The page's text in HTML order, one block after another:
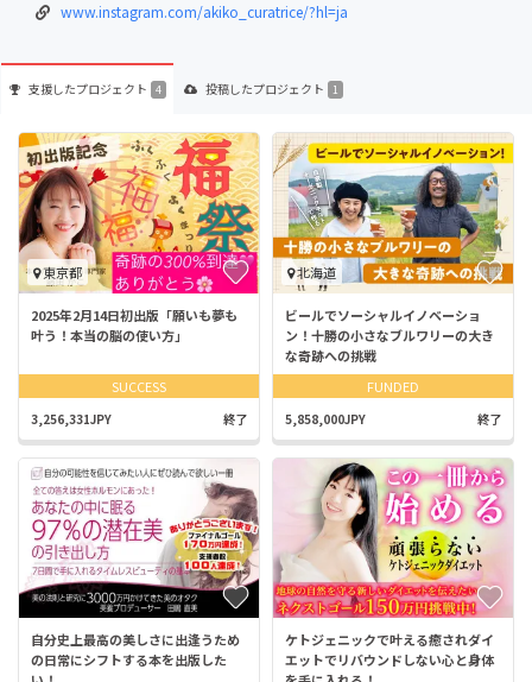
www.instagram.com/akiko_curatrice/?hl=ja
支援したプロジェクト 4 投稿したプロジェクト 1
東京都
2025年2月14日初出版「願いも夢も
叶う！本当の脳の使い方」
SUCCESS
3,256,331JPY 終了
北海道
ビールでソーシャルイノベーショ
ン！十勝の小さなブルワリーの大き
な奇跡への挑戦
FUNDED
5,858,000JPY 終了
自分史上最高の美しさに出逢うため
の日常にシフトする本を出版した
ケトジェニックで叶える癒されダイ
エットでリバウンドしない心と身体